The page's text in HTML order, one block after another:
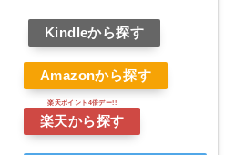
Kindleから探す
Amazonから探す
楽天から探す